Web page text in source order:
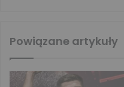
Powiązane artykuły